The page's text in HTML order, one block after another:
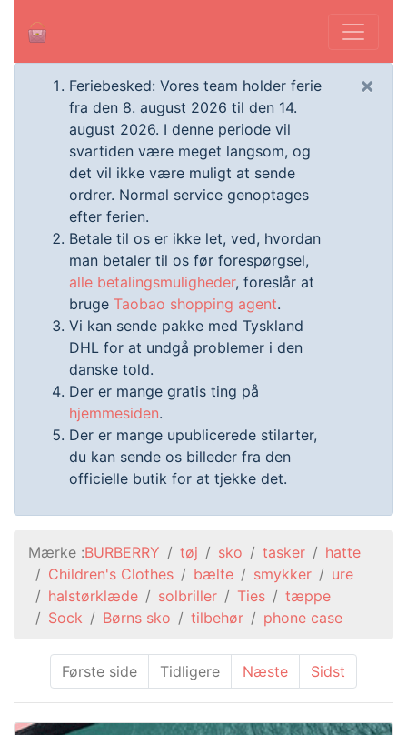
Feriebesked: Vores team holder ferie
fra den 8. august 2026 til den 14.
august 2026. I denne periode vil
svartiden være meget langsom, og
det vil ikke være muligt at sende
ordrer. Normal service genoptages
efter ferien.
Betale til os er ikke let, ved, hvordan
man betaler til os før forespørgsel,
alle betalingsmuligheder, foreslår at
bruge Taobao shopping agent.
Vi kan sende pakke med Tyskland
DHL for at undgå problemer i den
danske told.
Der er mange gratis ting på
hjemmesiden.
Der er mange upublicerede stilarter,
du kan sende os billeder fra den
officielle butik for at tjekke det.
×
Mærke :BURBERRY tøj sko tasker
hatte
Children's Clothes
bælte smykker
ure
halstørklæde
solbriller Ties
tæppe
Sock
Børns sko tilbehør phone case
Første side Tidligere Næste Sidst